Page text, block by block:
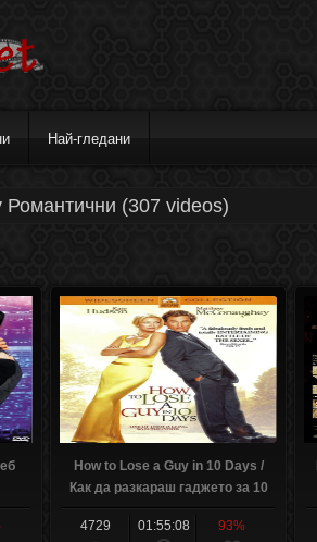
Най-гледани
(307 videos)
How to Lose a Guy in 10 Days /
Как да разкараш гаджето за 10
дни (2003)
4729
01:55:08 93%